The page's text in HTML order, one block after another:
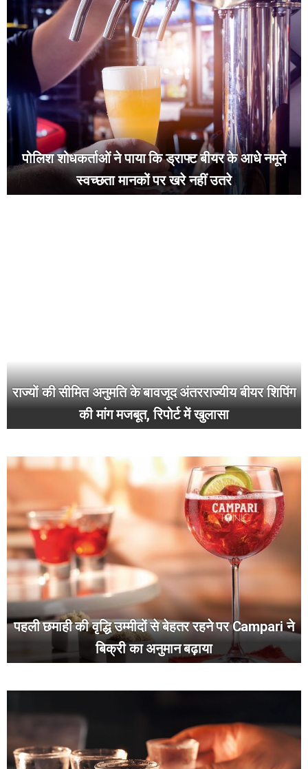
पोलिश शोधकर्ताओं ने पाया कि ड्राफ्ट बीयर के आधे नमूने
स्वच्छता मानकों पर खरे नहीं उतरे
राज्यों की सीमित अनुमति के बावजूद अंतरराज्यीय बीयर शिपिंग
की मांग मजबूत, रिपोर्ट में खुलासा
पहली छमाही की वृद्धि उम्मीदों से बेहतर रहने पर Campari ने
बिक्री का अनुमान बढ़ाया